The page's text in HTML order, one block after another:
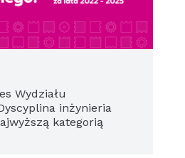
Wydziału
inżynieria
kategorią